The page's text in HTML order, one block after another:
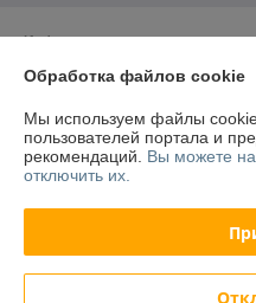
Информация для покупателя
Юридическое лицо:Частное
220040, г. Минск, ул. Некрасова,
Регистрационный номер ЕГР:
Регистрационный орган: Минский
Обработка файлов cookie
Мы используем файлы
пользователей портала и
рекомендаций. Вы можете
отключить их.